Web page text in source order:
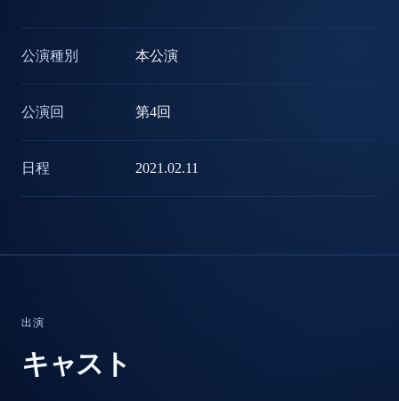
公演種別 本公演
公演回 第4回
日程 2021.02.11
出演
キャスト